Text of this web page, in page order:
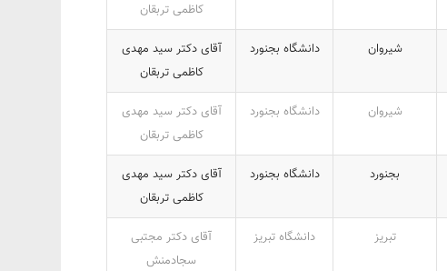
کاظمی تربقان
شیروان دانشگاه بجنورد
آقای دکتر سید مهدی
کاظمی تربقان
شیروان دانشگاه بجنورد
آقای دکتر سید مهدی
کاظمی تربقان
بجنورد دانشگاه بجنورد
آقای دکتر سید مهدی
کاظمی تربقان
تبریز دانشگاه تبریز
آقای دکتر مجتبی
سجادمنش